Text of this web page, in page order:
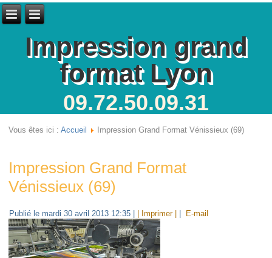
Impression grand
format Lyon
09.72.50.09.31
Vous êtes ici :Accueil Impression Grand Format Vénissieux (69)
Impression Grand Format
Vénissieux (69)
Publié le mardi 30 avril 2013 12:35 | Imprimer | E-mail